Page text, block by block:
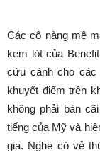
Các cô nàng mê
kem lót của
cứu cánh cho
khuyết điểm trên
không phải bàn
tiếng của Mỹ và
gia. Nghe có vẻ